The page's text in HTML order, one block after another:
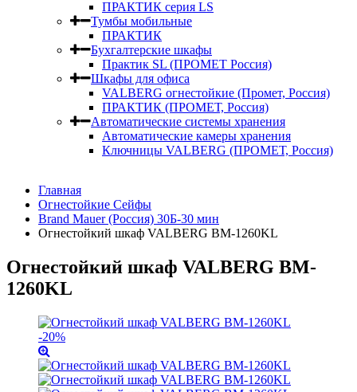
ПРАКТИК серия LS
Тумбы мобильные
ПРАКТИК
Бухгалтерские шкафы
Практик SL (ПРОМЕТ Россия)
Шкафы для офиса
VALBERG огнестойкие (Промет, Россия)
ПРАКТИК (ПРОМЕТ, Россия)
Автоматические системы хранения
Автоматические камеры хранения
Ключницы VALBERG (ПРОМЕТ, Россия)
Главная
Огнестойкие Сейфы
Brand Mauer (Россия) 30Б-30 мин
Огнестойкий шкаф VALBERG BM-1260KL
Огнестойкий шкаф VALBERG BM-
1260KL
-20%